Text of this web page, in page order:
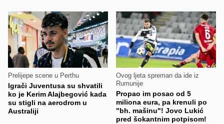
Prelijepe scene u Perthu
Igrači Juventusa su shvatili
ko je Kerim Alajbegović kada
su stigli na aerodrom u
Australiji
Ovog ljeta spreman da ide iz
Rumunije
Propao im posao od 5
miliona eura, pa krenuli po
"bh. mašinu"! Jovo Lukić
pred šokantnim potpisom!